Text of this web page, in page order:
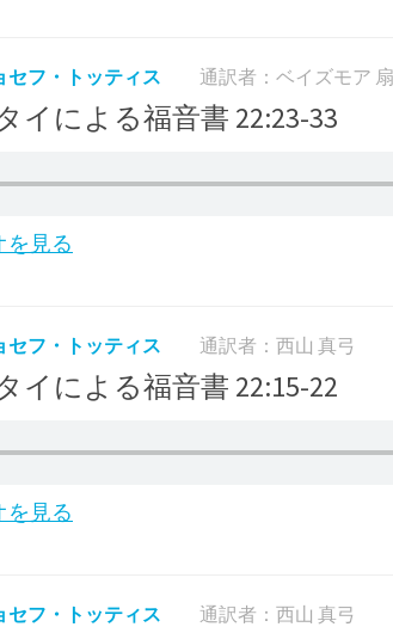
セフ・トッティス 通訳者：ベイズモア
イによる福音書 22:23-33
を見る
セフ・トッティス 通訳者：西山 真弓
イによる福音書 22:15-22
を見る
セフ・トッティス 通訳者：西山 真弓